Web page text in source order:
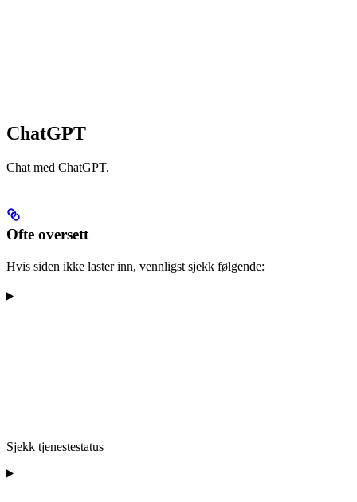
ChatGPT
Chat med ChatGPT.
Ofte oversett
Hvis siden ikke laster inn, vennligst sjekk følgende:
Sjekk tjenestestatus